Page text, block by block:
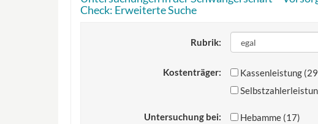
Check: Erweiterte Suche
Rubrik:
Kostenträger:
Kassenleistung
Untersuchung bei:
Hebamme (17)